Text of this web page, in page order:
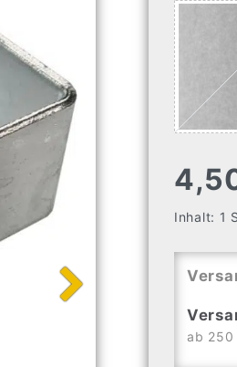
Inhalt: 1
ab 250